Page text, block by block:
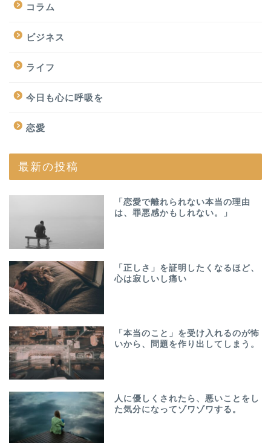
コラム
ビジネス
ライフ
今日も心に呼吸を
恋愛
最新の投稿
「恋愛で離れられない本当の理由
は、罪悪感かもしれない。」
「正しさ」を証明したくなるほど、
心は寂しいし痛い
「本当のこと」を受け入れるのが怖
いから、問題を作り出してしまう。
人に優しくされたら、悪いことをし
た気分になってゾワゾワする。